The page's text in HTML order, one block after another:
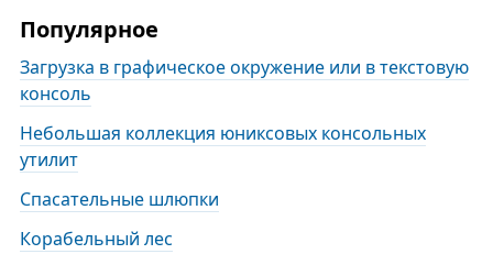
Популярное
Загрузка в графическое окружение или в текстовую
консоль
Небольшая коллекция юниксовых консольных
утилит
Спасательные шлюпки
Корабельный лес